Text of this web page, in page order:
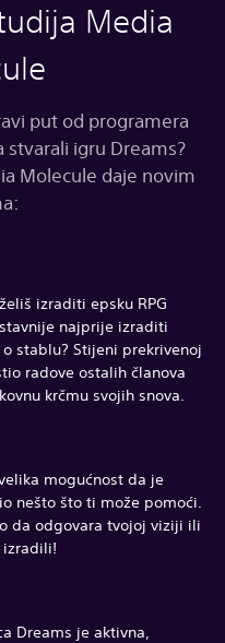
Media
put od programera
igru Dreams?
Molecule daje novim
izraditi epsku RPG
najprije izraditi
stablu? Stijeni prekrivenoj
radove ostalih članova
krčmu svojih snova.
mogućnost da je
nešto što ti može pomoći.
da odgovara tvojoj viziji ili
izradili!
Dreams je aktivna,